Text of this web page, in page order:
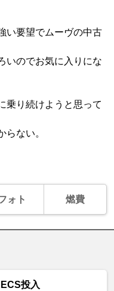
い要望でムーヴの中古
いのでお気に入りにな
乗り続けようと思って
らない。
ォト 燃費
投入